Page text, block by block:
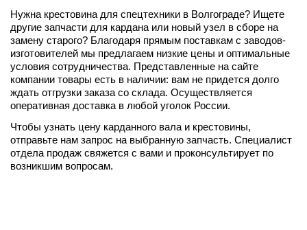
Нужна крестовина для спецтехники в Волгограде? Ищете
другие запчасти для кардана или новый узел в сборе на
замену старого? Благодаря прямым поставкам с заводов-
изготовителей мы предлагаем низкие цены и оптимальные
условия сотрудничества. Представленные на сайте
компании товары есть в наличии: вам не придется долго
ждать отгрузки заказа со склада. Осуществляется
оперативная доставка в любой уголок России.
Чтобы узнать цену карданного вала и крестовины,
отправьте нам запрос на выбранную запчасть. Специалист
отдела продаж свяжется с вами и проконсультирует по
возникшим вопросам.